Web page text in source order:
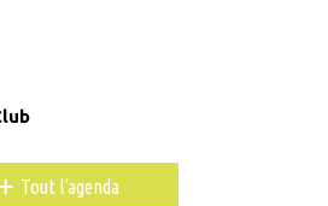
Tout l'agenda